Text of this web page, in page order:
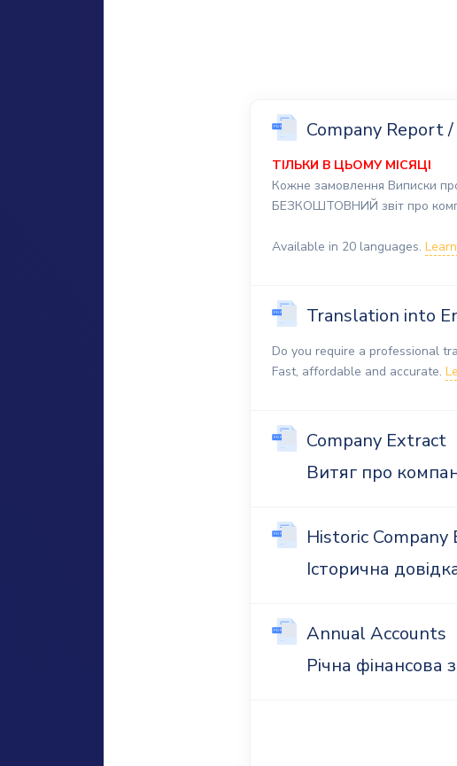
Company Report /
ТІЛЬКИ В ЦЬОМУ МІСЯЦІ
Кожне замовлення Виписки
БЕЗКОШТОВНИЙ звіт про
Available in 20 languages.
Translation into
Do you require a professional
Fast, affordable and accurate.
Company Extract
Витяг про
Historic Company
Історична
Annual Accounts
Річна фінансова